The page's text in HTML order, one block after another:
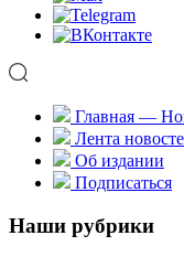
Главная —
Лента
Об издании
Подписаться
Наши рубрики